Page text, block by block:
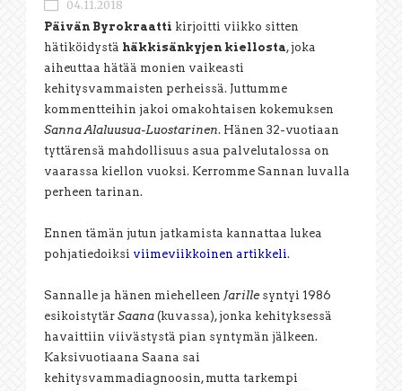
04.11.2018
Päivän Byrokraatti kirjoitti viikko sitten
hätiköidystä häkkisänkyjen kiellosta, joka
aiheuttaa hätää monien vaikeasti
kehitysvammaisten perheissä. Juttumme
kommentteihin jakoi omakohtaisen kokemuksen
Sanna Alaluusua-Luostarinen. Hänen 32-vuotiaan
tyttärensä mahdollisuus asua palvelutalossa on
vaarassa kiellon vuoksi. Kerromme Sannan luvalla
perheen tarinan.
Ennen tämän jutun jatkamista kannattaa lukea
pohjatiedoiksi viimeviikkoinen artikkeli.
Sannalle ja hänen miehelleen Jarillesyntyi 1986
esikoistytär Saana (kuvassa), jonka kehityksessä
havaittiin viivästystä pian syntymän jälkeen.
Kaksivuotiaana Saana sai
kehitysvammadiagnoosin, mutta tarkempi